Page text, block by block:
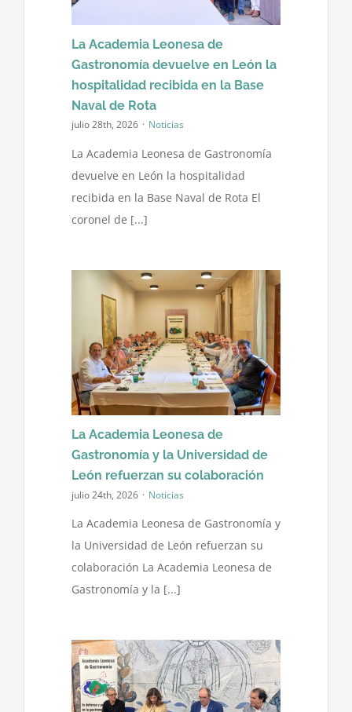
Contacto
La Academia Leonesa de
Gastronomía devuelve en León la
hospitalidad recibida en la Base
Naval de Rota
julio 28th, 2026 · Noticias
La Academia Leonesa de Gastronomía
devuelve en León la hospitalidad
recibida en la Base Naval de Rota El
coronel de [...]
La Academia Leonesa de
Gastronomía y la Universidad de
León refuerzan su colaboración
julio 24th, 2026 · Noticias
La Academia Leonesa de Gastronomía y
la Universidad de León refuerzan su
colaboración La Academia Leonesa de
Gastronomía y la [...]